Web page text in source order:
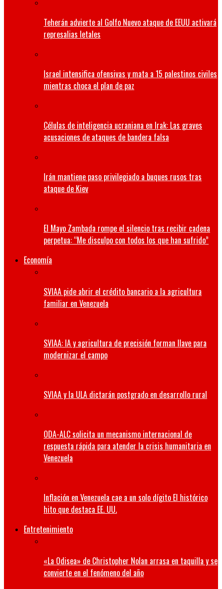
Teherán advierte al Golfo Nuevo ataque de EEUU activará
represalias letales
Israel intensifica ofensivas y mata a 15 palestinos civiles
mientras choca el plan de paz
Células de inteligencia ucraniana en Irak: Las graves
acusaciones de ataques de bandera falsa
Irán mantiene paso privilegiado a buques rusos tras
ataque de Kiev
El Mayo Zambada rompe el silencio tras recibir cadena
perpetua: “Me disculpo con todos los que han sufrido”
Economía
SVIAA pide abrir el crédito bancario a la agricultura
familiar en Venezuela
SVIAA: IA y agricultura de precisión forman llave para
modernizar el campo
SVIAA y la ULA dictarán postgrado en desarrollo rural
ODA-ALC solicita un mecanismo internacional de
respuesta rápida para atender la crisis humanitaria en
Venezuela
Inflación en Venezuela cae a un solo dígito El histórico
hito que destaca EE. UU.
Entretenimiento
«La Odisea» de Christopher Nolan arrasa en taquilla y se
convierte en el fenómeno del año